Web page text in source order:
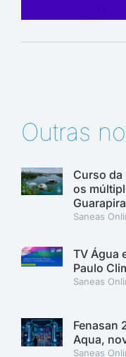
Outras
Curso da
os
Saneas
TV Água
Paulo
Saneas
Fenasan
Aqua,
Saneas